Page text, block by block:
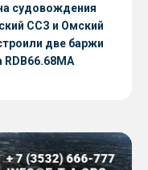
судовождения
ССЗ и Омский
две баржи
RDB66.68МА